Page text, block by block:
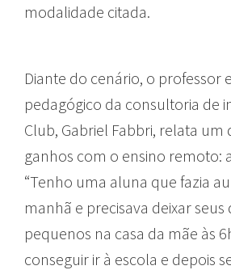
modalidade citada.
Diante do cenário, o professor
pedagógico da consultoria de
Club, Gabriel Fabbri, relata um
ganhos com o ensino remoto:
“Tenho uma aluna que fazia
manhã e precisava deixar seus
pequenos na casa da mãe às
conseguir ir à escola e depois